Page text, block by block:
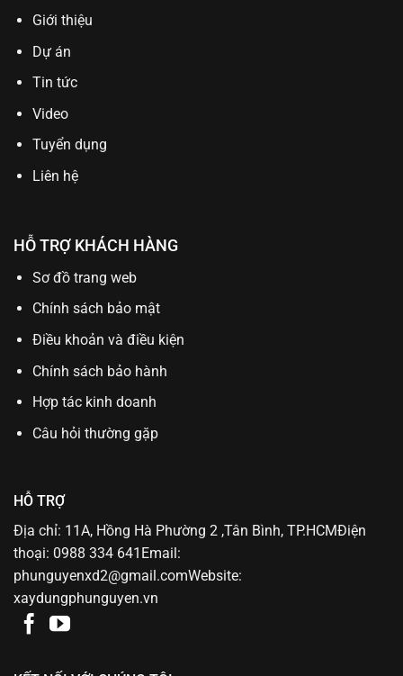
Giới thiệu
Dự án
Tin tức
Video
Tuyển dụng
Liên hệ
HỖ TRỢ KHÁCH HÀNG
Sơ đồ trang web
Chính sách bảo mật
Điều khoản và điều kiện
Chính sách bảo hành
Hợp tác kinh doanh
Câu hỏi thường gặp
HỖ TRỢ
Địa chỉ: 11A, Hồng Hà Phường 2 ,Tân Bình, TP.HCMĐiện
thoại: 0988 334 641Email:
phunguyenxd2@gmail.comWebsite:
xaydungphunguyen.vn